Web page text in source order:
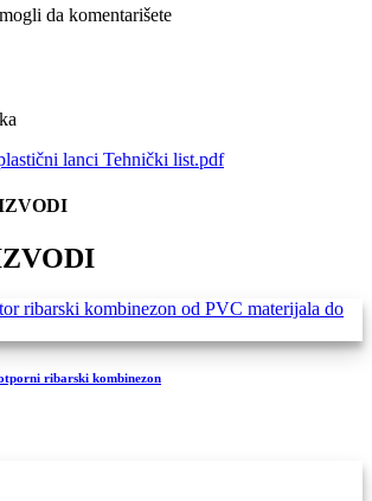
da komentarišete
lanci Tehnički list.pdf
ribarski kombinezon